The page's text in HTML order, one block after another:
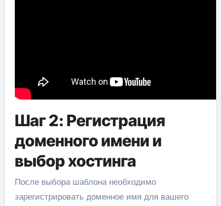
Шаг 2: Регистрация
доменного имени и
выбор хостинга
После выбора шаблона необходимо
зарегистрировать доменное имя для вашего